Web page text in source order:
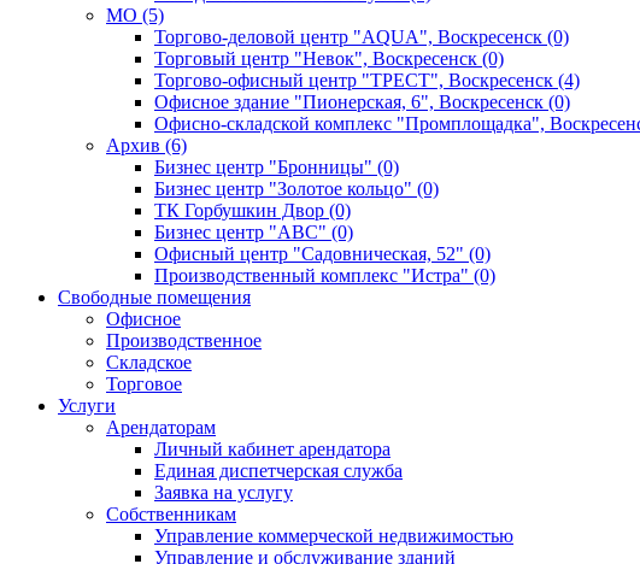
MO (5)
Торгово-деловой центр "AQUA", Воскресенск (0)
Торговый центр "Невок", Воскресенск (0)
Торгово-офисный центр "ТРЕСТ", Воскресенск (4)
Офисное здание "Пионерская, 6", Воскресенск (0)
Офисно-складской комплекс "Промплощадка",
Архив (6)
Бизнес центр "Бронницы" (0)
Бизнес центр "Золотое кольцо" (0)
ТК Горбушкин Двор (0)
Бизнес центр "АВС" (0)
Офисный центр "Садовническая, 52" (0)
Производственный комплекс "Истра" (0)
Свободные помещения
Офисное
Производственное
Складское
Торговое
Услуги
Арендаторам
Личный кабинет арендатора
Единая диспетчерская служба
Заявка на услугу
Собственникам
Управление коммерческой недвижимостью
Управление и обслуживание зданий